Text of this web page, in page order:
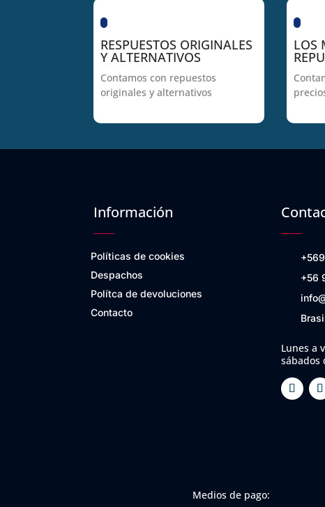
RESPUESTOS ORIGINALES
Y ALTERNATIVOS
Contamos con repuestos
originales y alternativos
LOS
Información
Políticas de cookies
Despachos
Polítca de devoluciones
Contacto
+56
Lunes a
sábados
Medios de pago: